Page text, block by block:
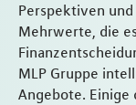
Perspektiven
Mehrwerte, die
MLP Gruppe
Angebote. Einige